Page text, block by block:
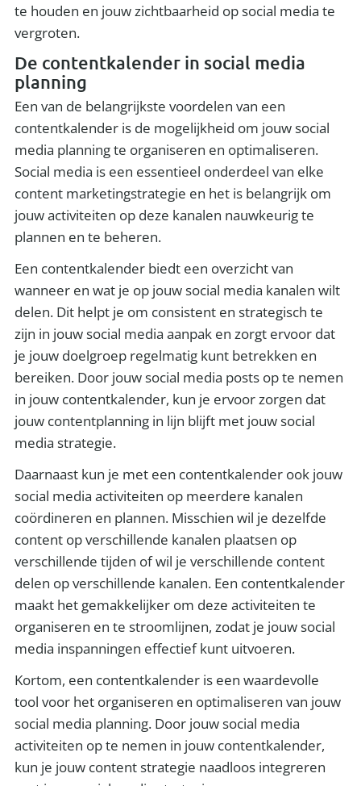
te houden en jouw zichtbaarheid op social media te
vergroten.
De contentkalender in social media
planning
Een van de belangrijkste voordelen van een
contentkalender is de mogelijkheid om jouw social
media planning te organiseren en optimaliseren.
Social media is een essentieel onderdeel van elke
content marketingstrategie en het is belangrijk om
jouw activiteiten op deze kanalen nauwkeurig te
plannen en te beheren.
Een contentkalender biedt een overzicht van
wanneer en wat je op jouw social media kanalen wilt
delen. Dit helpt je om consistent en strategisch te
zijn in jouw social media aanpak en zorgt ervoor dat
je jouw doelgroep regelmatig kunt betrekken en
bereiken. Door jouw social media posts op te nemen
in jouw contentkalender, kun je ervoor zorgen dat
jouw contentplanning in lijn blijft met jouw social
media strategie.
Daarnaast kun je met een contentkalender ook jouw
social media activiteiten op meerdere kanalen
coördineren en plannen. Misschien wil je dezelfde
content op verschillende kanalen plaatsen op
verschillende tijden of wil je verschillende content
delen op verschillende kanalen. Een contentkalender
maakt het gemakkelijker om deze activiteiten te
organiseren en te stroomlijnen, zodat je jouw social
media inspanningen effectief kunt uitvoeren.
Kortom, een contentkalender is een waardevolle
tool voor het organiseren en optimaliseren van jouw
social media planning. Door jouw social media
activiteiten op te nemen in jouw contentkalender,
kun je jouw content strategie naadloos integreren